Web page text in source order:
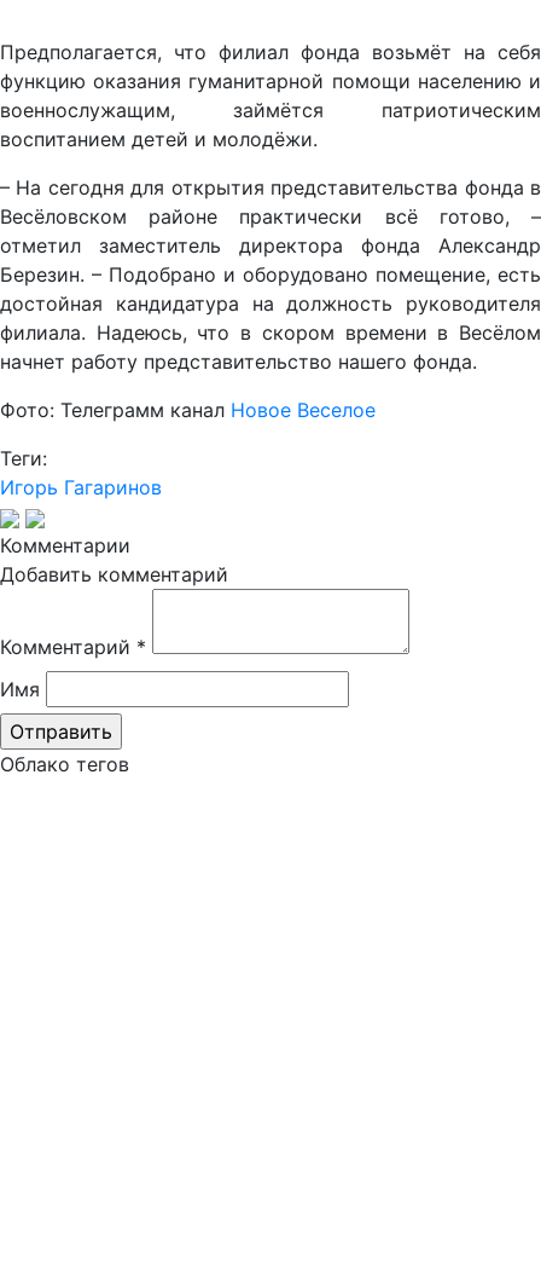
Предполагается, что филиал фонда возьмёт на себя
функцию оказания гуманитарной помощи населению и
военнослужащим, займётся патриотическим
воспитанием детей и молодёжи.
– На сегодня для открытия представительства фонда в
Весёловском районе практически всё готово, –
отметил заместитель директора фонда Александр
Березин. – Подобрано и оборудовано помещение, есть
достойная кандидатура на должность руководителя
филиала. Надеюсь, что в скором времени в Весёлом
начнет работу представительство нашего фонда.
Фото: Телеграмм канал Новое Веселое
Теги:
Игорь Гагаринов
Комментарии
Добавить комментарий
Комментарий *
Имя
Облако тегов